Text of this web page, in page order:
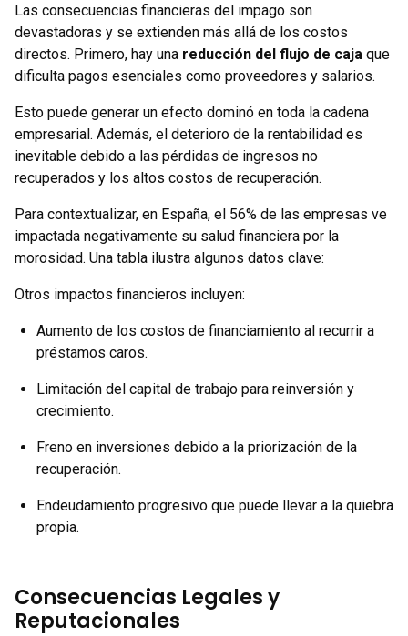
Las consecuencias financieras del impago son
devastadoras y se extienden más allá de los costos
directos. Primero, hay una reducción del flujo de caja que
dificulta pagos esenciales como proveedores y salarios.
Esto puede generar un efecto dominó en toda la cadena
empresarial. Además, el deterioro de la rentabilidad es
inevitable debido a las pérdidas de ingresos no
recuperados y los altos costos de recuperación.
Para contextualizar, en España, el 56% de las empresas ve
impactada negativamente su salud financiera por la
morosidad. Una tabla ilustra algunos datos clave:
Otros impactos financieros incluyen:
Aumento de los costos de financiamiento al recurrir a
préstamos caros.
Limitación del capital de trabajo para reinversión y
crecimiento.
Freno en inversiones debido a la priorización de la
recuperación.
Endeudamiento progresivo que puede llevar a la quiebra
propia.
Consecuencias Legales y
Reputacionales